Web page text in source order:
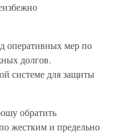
оперативных мер по
долгов.
системе для защиты
обратить
жестким и предельно